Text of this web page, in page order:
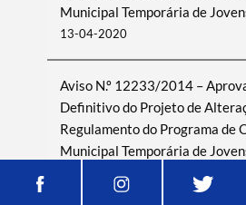
Municipal Temporária de
13-04-2020
Aviso N.º 12233/2014 –
Definitivo do Projeto de
Regulamento do Programa de
Municipal Temporária de